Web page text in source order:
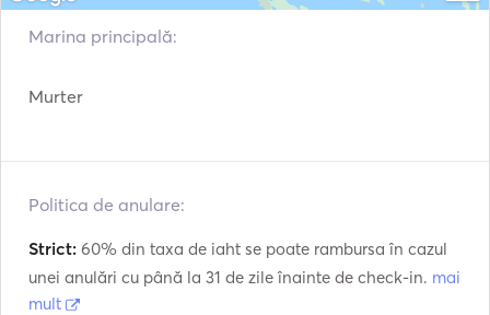
Marina principală:
Murter
Politica de anulare:
Strict: 60% din taxa de iaht se poate rambursa în cazul
unei anulări cu până la 31 de zile înainte de check-in. mai
mult